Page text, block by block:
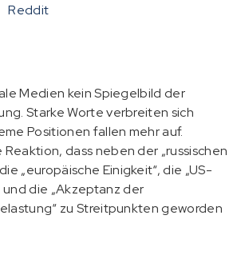
Reddit
Medien kein Spiegelbild der
Starke Worte verbreiten sich
Positionen fallen mehr auf.
dass neben der „russischen
„europäische Einigkeit“, die „US-
die „Akzeptanz der
zu Streitpunkten geworden